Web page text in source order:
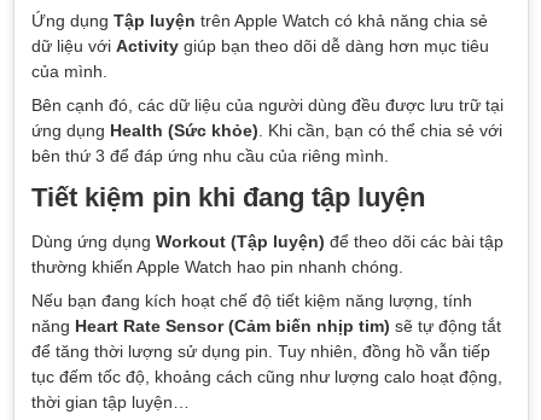
Ứng dụng Tập luyện trên Apple Watch có khả năng chia sẻ
dữ liệu với Activitygiúp bạn theo dõi dễ dàng hơn mục tiêu
của mình.
Bên cạnh đó, các dữ liệu của người dùng đều được lưu trữ tại
ứng dụng Health (Sức khỏe). Khi cần, bạn có thể chia sẻ với
bên thứ 3 để đáp ứng nhu cầu của riêng mình.
Tiết kiệm pin khi đang tập luyện
Dùng ứng dụng Workout (Tập luyện) để theo dõi các bài tập
thường khiến Apple Watch hao pin nhanh chóng.
Nếu bạn đang kích hoạt chế độ tiết kiệm năng lượng, tính
năng Heart Rate Sensor (Cảm biến nhịp tim) sẽ tự động tắt
để tăng thời lượng sử dụng pin. Tuy nhiên, đồng hồ vẫn tiếp
tục đếm tốc độ, khoảng cách cũng như lượng calo hoạt động,
thời gian tập luyện…